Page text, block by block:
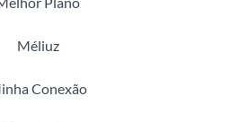
Méliuz
Conexão